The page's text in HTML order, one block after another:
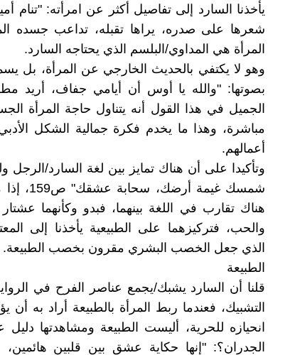
يأخذنا السارد إلى تفاصيل أكثر عن امرأته:
المرأة هي المداوي/البلسم الذي يحتاجه السارد.
وهو لا يكتفي بالحديث الخارجي عن المرأة، بل
الجميل في هذا القول أنه يتناول حاجة المرأة
مباشرة، وهذا ما يخدم فكرة جمالية الشكل الأدبي
أعمالهم.
وتأكيدا على أن هناك تمايز بين لغة السارد/الرجل
شمسك
هناك تقارب في اللغة بينهما، فبدو وكأنهما
والحب، فتركيزهما على الطبيعية يأخذنا إلى
الذي جعل الخصب البشري مقرون بخصب الطبيعة.
الطبيعة
قلنا أن السارد يشبك/يجمع عناصر الفرح في
التشبيك، فعندما ربط المرأة بالطبيعة أراد به
انحيازه للحرية، أليست الطبيعة ومشاهدتها
الجدران؟: "إنها حكاية عشق بين قلبين